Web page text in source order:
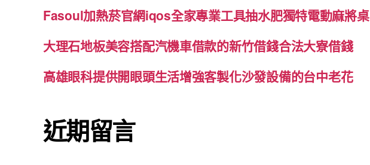
Fasoul加熱菸官網iqos全家專業工具抽水肥獨特電動麻將桌
大理石地板美容搭配汽機車借款的新竹借錢合法大寮借錢
高雄眼科提供開眼頭生活增強客製化沙發設備的台中老花
近期留言